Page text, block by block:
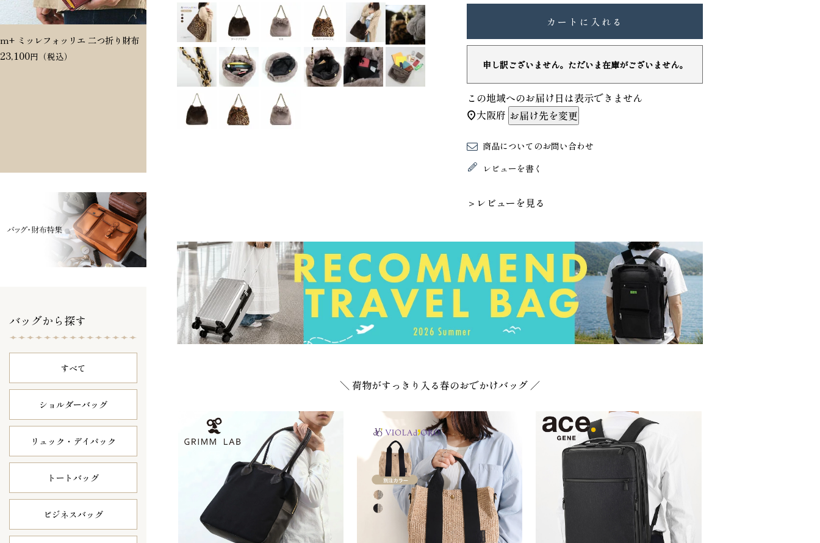
m+ ミッレフォッリエ 二つ折り財布
23,100
Dakota ヴィタミーナ 二つ折り財布
20,350
PORTER ポーター ウィロー ウエス
トバッグ
25,300
GRIMM LAB アルファベット スエ
ード巾着
8,800
VIOLAdORO TRERO トレロ トー
31,900
バッグから探す
すべて
ショルダーバッグ
リュック・ デイパック
トートバッグ
ビジネスバッグ
カートに入れる
申し訳ございません。ただいま在庫がございません。
この地域へのお届け日は表示できません
大阪府 お届け先を変更
商品についてのお問い合わせ
レビューを書く
＞レビューを見る
＼ 荷物がすっきり入る春のおでかけバッグ ／